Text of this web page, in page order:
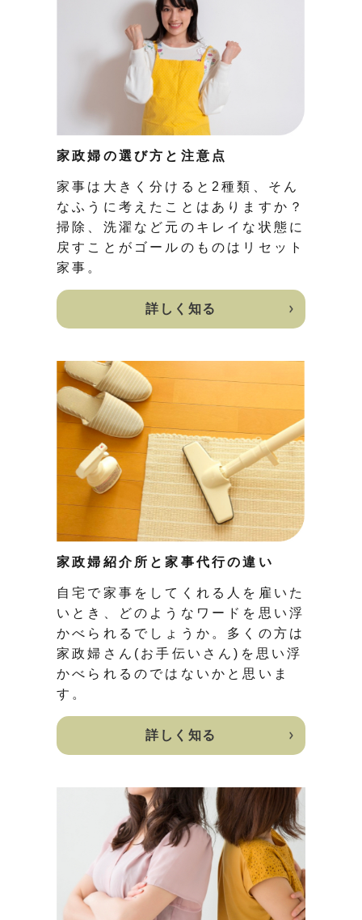
家政婦の選び方と注意点
家事は大きく分けると2種類、そん
なふうに考えたことはありますか？
掃除、洗濯など元のキレイな状態に
戻すことがゴールのものはリセット
家事。
詳しく知る
家政婦紹介所と家事代行の違い
自宅で家事をしてくれる人を雇いた
いとき、どのようなワードを思い浮
かべられるでしょうか。多くの方は
家政婦さん(お手伝いさん)を思い浮
かべられるのではないかと思いま
す。
詳しく知る